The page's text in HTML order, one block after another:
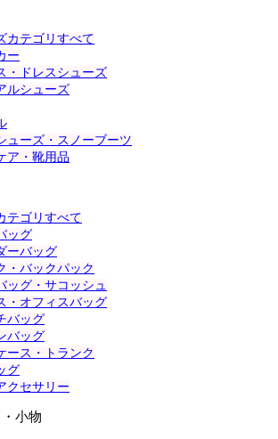
カテゴリすべて
ー
・ドレスシューズ
ルシューズ
ューズ・スノーブーツ
ア・靴用品
テゴリすべて
ッグ
ーバッグ
・バックパック
ッグ・サコッシュ
・オフィスバッグ
バッグ
バッグ
ース・トランク
グ
クセサリー
小物